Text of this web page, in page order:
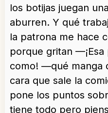
los botijas juegan
aburren. Y qué
la patrona me hace
porque gritan
como! —qué manga
cara que sale la
pone los puntos
tiene todo pero